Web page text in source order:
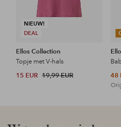
NIEUW!
DEAL
Ellos Collection
Topje met V-hals
15 EUR 19,99 EUR
48